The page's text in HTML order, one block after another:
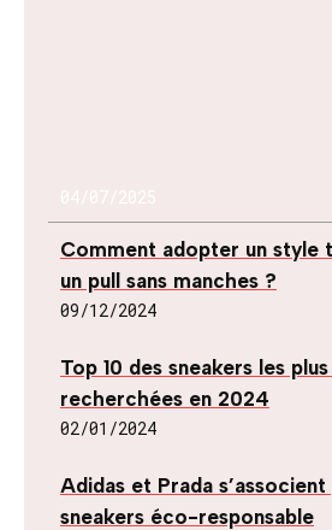
Comment adopter un style
un pull sans manches ?
09/12/2024
Top 10 des sneakers les
recherchées en 2024
02/01/2024
Adidas et Prada
sneakers éco-responsable